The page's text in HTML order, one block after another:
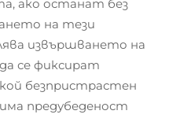
ако останат без
на тези
извършването на
се фиксират
безпристрастен
има предубеденост